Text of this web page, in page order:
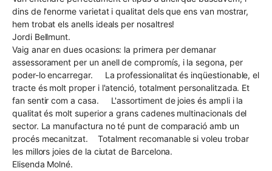
dins de l'enorme varietat i qualitat dels que ens van mostrar,
hem trobat els anells ideals per nosaltres!
Jordi Bellmunt.
Vaig anar en dues ocasions: la primera per demanar
assessorament per un anell de compromís, i la segona, per
poder-lo encarregar. La professionalitat és inqüestionable, el
tracte és molt proper i l'atenció, totalment personalitzada. Et
fan sentir com a casa. L'assortiment de joies és ampli i la
qualitat és molt superior a grans cadenes multinacionals del
sector. La manufactura no té punt de comparació amb un
procés mecanitzat. Totalment recomanable si voleu trobar
les millors joies de la ciutat de Barcelona.
Elisenda Molné.